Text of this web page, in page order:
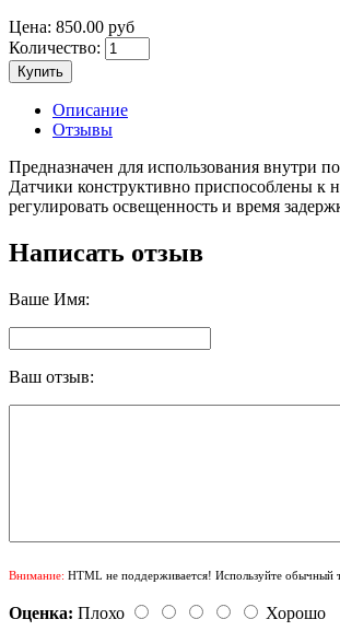
Цена: 850.00 руб
Количество:
Купить
Описание
Отзывы
Предназначен для использования внутри
Датчики конструктивно приспособлены
регулировать освещенность и время
Написать отзыв
Ваше Имя:
Ваш отзыв:
Внимание: HTML не поддерживается! Используйте обычный
Оценка: Плохо
Хорошо